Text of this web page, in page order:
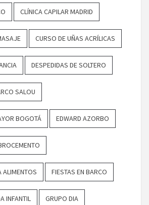
CLÍNICA CAPILAR MADRID
CURSO DE UÑAS ACRÍLICAS
DESPEDIDAS DE SOLTERO
SALOU
BOGOTÁ EDWARD AZORBO
ALIMENTOS FIESTAS EN BARCO
INFANTIL GRUPO DIA